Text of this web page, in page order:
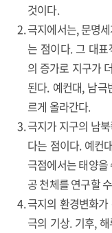
것이다.
극지에서는, 문명
는 점이다. 그 대
의 증가로 지구가
된다. 예컨대, 남
르게 올라간다.
극지가 지구의 남
다는 점이다. 예컨
극점에서는 태양을
공 천체를 연구할
극지의 환경변화
극의 기상. 기후,